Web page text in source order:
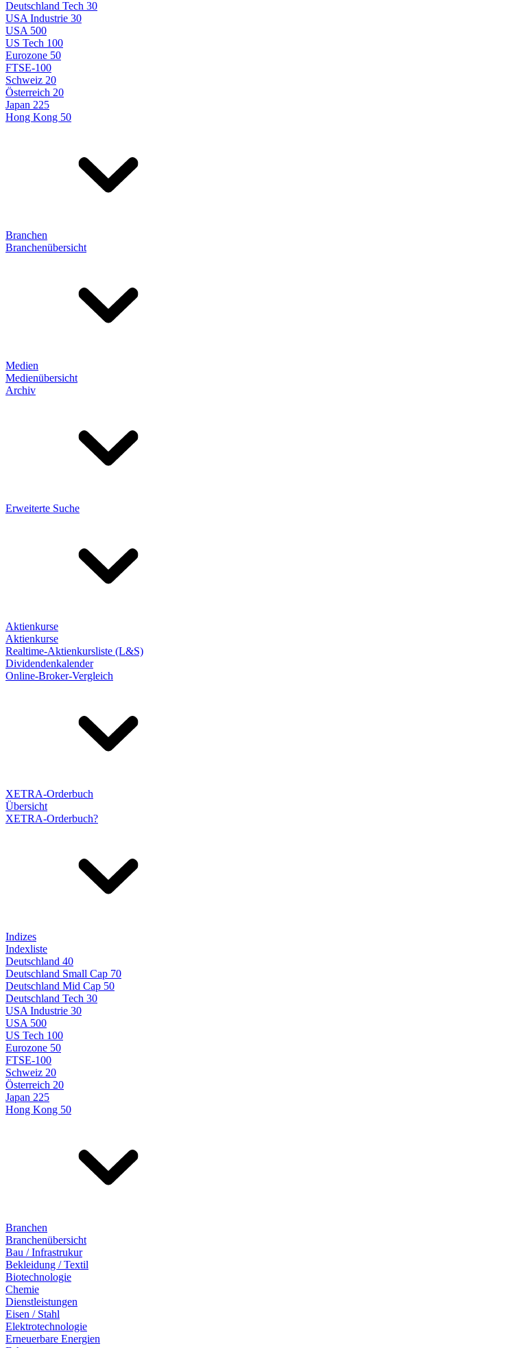
Deutschland Tech 30
USA Industrie 30
USA 500
US Tech 100
Eurozone 50
FTSE-100
Schweiz 20
Österreich 20
Japan 225
Hong Kong 50
Branchen
Branchenübersicht
Medien
Medienübersicht
Archiv
Erweiterte Suche
Aktienkurse
Aktienkurse
Realtime-Aktienkursliste (L&S)
Dividendenkalender
Online-Broker-Vergleich
XETRA-Orderbuch
Übersicht
XETRA-Orderbuch?
Indizes
Indexliste
Deutschland 40
Deutschland Small Cap 70
Deutschland Mid Cap 50
Deutschland Tech 30
USA Industrie 30
USA 500
US Tech 100
Eurozone 50
FTSE-100
Schweiz 20
Österreich 20
Japan 225
Hong Kong 50
Branchen
Branchenübersicht
Bau / Infrastrukur
Bekleidung / Textil
Biotechnologie
Chemie
Dienstleistungen
Eisen / Stahl
Elektrotechnologie
Erneuerbare Energien